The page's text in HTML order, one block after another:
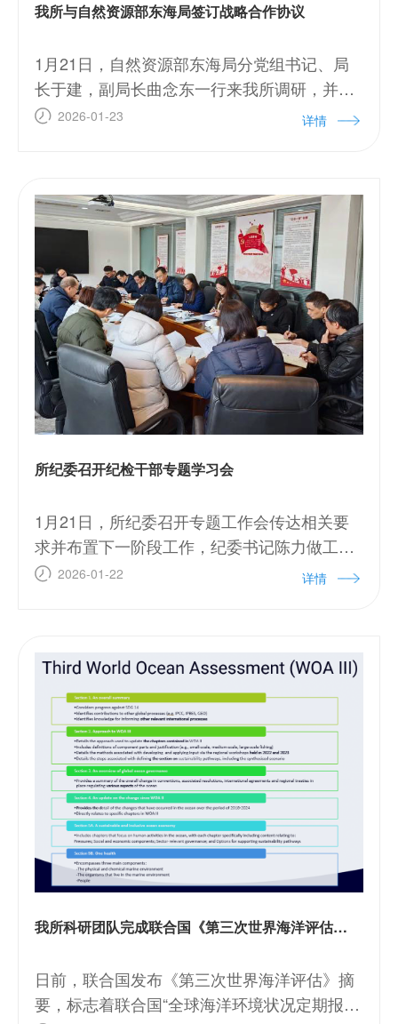
我所与自然资源部东海局签订战略合作协议
1月21日，自然资源部东海局分党组书记、局
长于建，副局长曲念东一行来我所调研，并与
我所签署战略合作协议。所长方银霞、纪委书
2026-01-23 详情
所纪委召开纪检干部专题学习会
1月21日，所纪委召开专题工作会传达相关要
求并布置下一阶段工作，纪委书记陈力做工作
动员，全体纪检干部参加。
2026-01-22 详情
我所科研团队完成联合国《第三次世界海洋评估》报告“河口与三角洲”章节编写
日前，联合国发布《第三次世界海洋评估》摘
要，标志着联合国“全球海洋环境状况定期报告